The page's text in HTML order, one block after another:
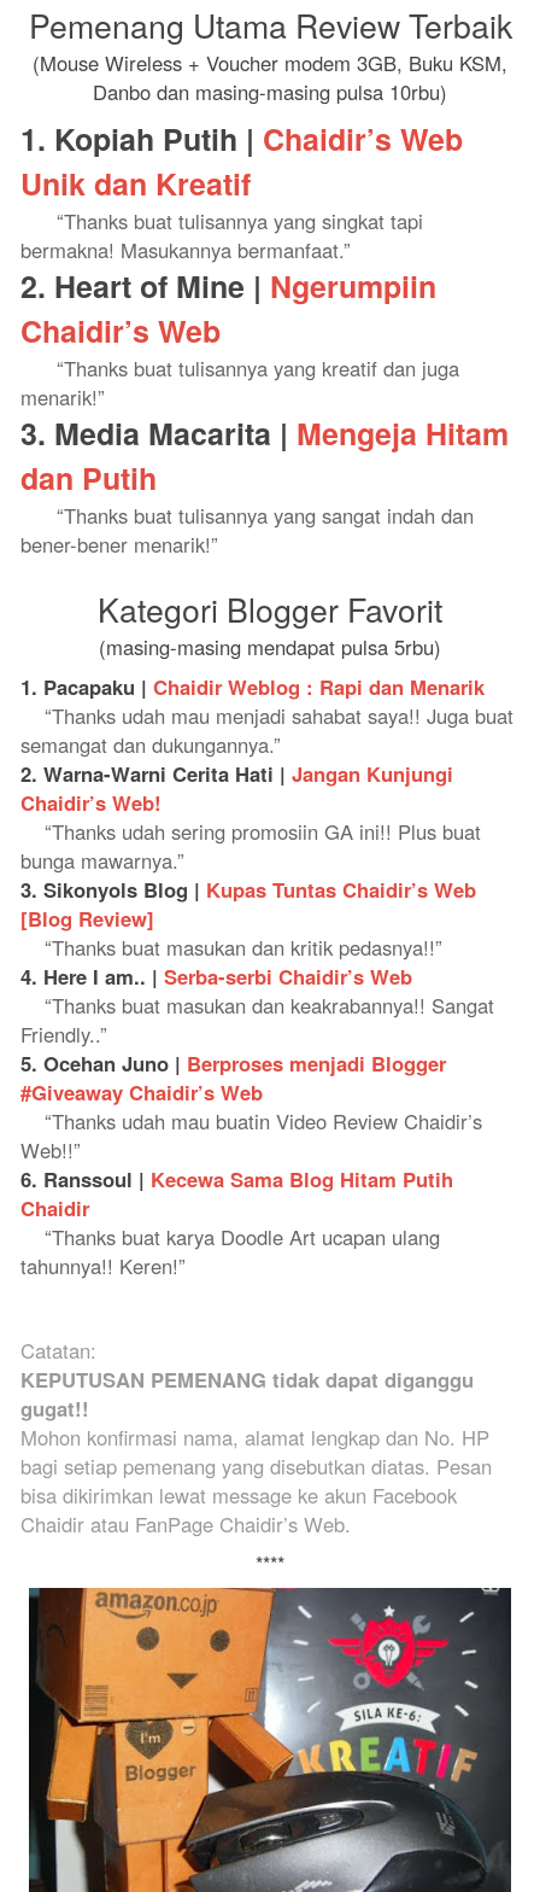
Pemenang Utama Review Terbaik
(Mouse Wireless + Voucher modem 3GB, Buku KSM,
Danbo dan masing-masing pulsa 10rbu)
1. Kopiah Putih | Chaidir’s Web
Unik dan Kreatif
“Thanks buat tulisannya yang singkat tapi
bermakna! Masukannya bermanfaat.”
2. Heart of Mine | Ngerumpiin
Chaidir’s Web
“Thanks buat tulisannya yang kreatif dan juga
menarik!”
3. Media Macarita | Mengeja Hitam
dan Putih
“Thanks buat tulisannya yang sangat indah dan
bener-bener menarik!”
Kategori Blogger Favorit
(masing-masing mendapat pulsa 5rbu)
1. Pacapaku | Chaidir Weblog : Rapi dan Menarik
“Thanks udah mau menjadi sahabat saya!! Juga buat
semangat dan dukungannya.”
2. Warna-Warni Cerita Hati | Jangan Kunjungi
Chaidir’s Web!
“Thanks udah sering promosiin GA ini!! Plus buat
bunga mawarnya.”
3. Sikonyols Blog | Kupas Tuntas Chaidir’s Web
[Blog Review]
“Thanks buat masukan dan kritik pedasnya!!”
4. Here I am.. | Serba-serbi Chaidir’s Web
“Thanks buat masukan dan keakrabannya!! Sangat
Friendly..”
5. Ocehan Juno | Berproses menjadi Blogger
#Giveaway Chaidir’s Web
“Thanks udah mau buatin Video Review Chaidir’s
Web!!”
6. Ranssoul | Kecewa Sama Blog Hitam Putih
Chaidir
“Thanks buat karya Doodle Art ucapan ulang
tahunnya!! Keren!”
Catatan:
KEPUTUSAN PEMENANG tidak dapat diganggu
gugat!!
Mohon konfirmasi nama, alamat lengkap dan No. HP
bagi setiap pemenang yang disebutkan diatas. Pesan
bisa dikirimkan lewat message ke akun Facebook
Chaidir atau FanPage Chaidir’s Web.
****